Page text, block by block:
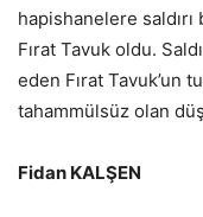
hapishanelere
Fırat Tavuk oldu.
eden Fırat Tavuk’un
tahammülsüz olan
Fidan KALŞEN